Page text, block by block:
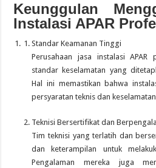
Keunggulan
Instalasi APAR
Standar Keamanan Tinggi
Perusahaan jasa instalasi
standar keselamatan yang
Hal ini memastikan bahwa
persyaratan teknis dan
Teknisi Bersertifikat dan
Tim teknisi yang terlatih dan
dan keterampilan untuk
Pengalaman mereka juga